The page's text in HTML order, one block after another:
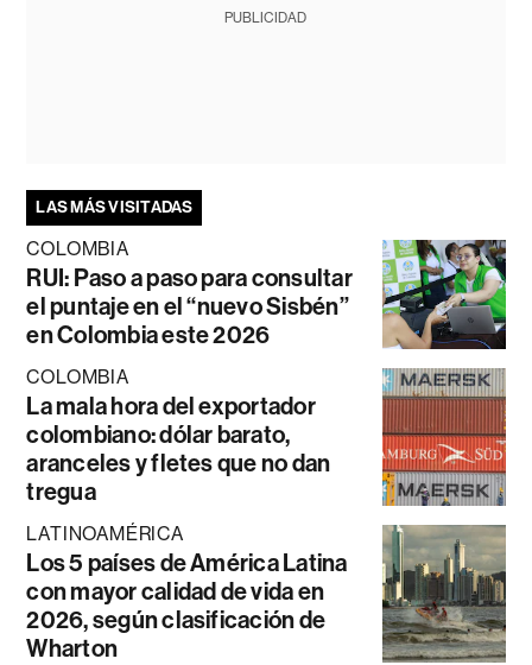
PUBLICIDAD
LAS MÁS VISITADAS
COLOMBIA
RUI: Paso a paso para consultar
el puntaje en el “nuevo Sisbén”
en Colombia este 2026
COLOMBIA
La mala hora del exportador
colombiano: dólar barato,
aranceles y fletes que no dan
tregua
LATINOAMÉRICA
Los 5 países de América Latina
con mayor calidad de vida en
2026, según clasificación de
Wharton